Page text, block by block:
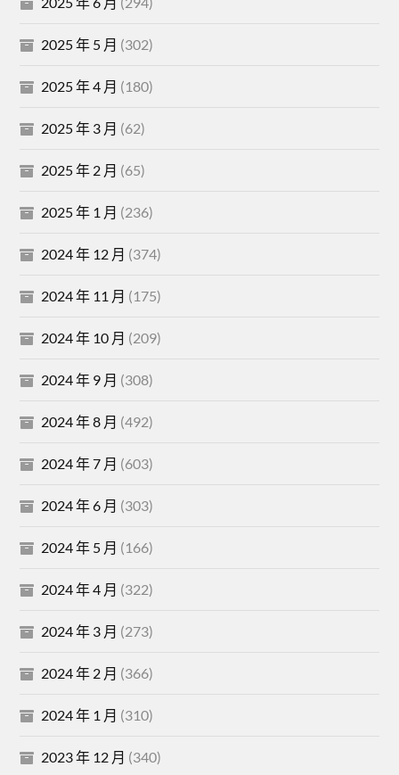
2025 年 5 月 (302)
2025 年 4 月 (180)
2025 年 3 月 (62)
2025 年 2 月 (65)
2025 年 1 月 (236)
2024 年 12 月 (374)
2024 年 11 月 (175)
2024 年 10 月 (209)
2024 年 9 月 (308)
2024 年 8 月 (492)
2024 年 7 月 (603)
2024 年 6 月 (303)
2024 年 5 月 (166)
2024 年 4 月 (322)
2024 年 3 月 (273)
2024 年 2 月 (366)
2024 年 1 月 (310)
2023 年 12 月 (340)